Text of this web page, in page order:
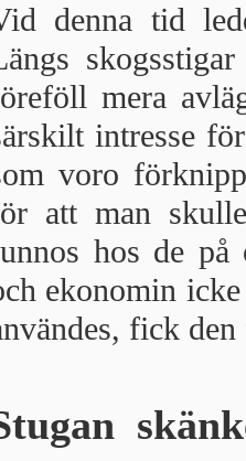
denna tid
mera
intresse
voro
att man
hos de på
ekono­min
fick